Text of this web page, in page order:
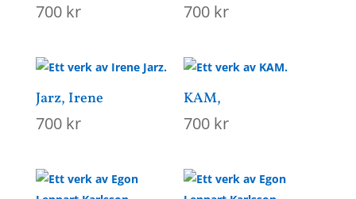
700 kr 700 kr
Jarz, Irene
700 kr
KAM,
700 kr